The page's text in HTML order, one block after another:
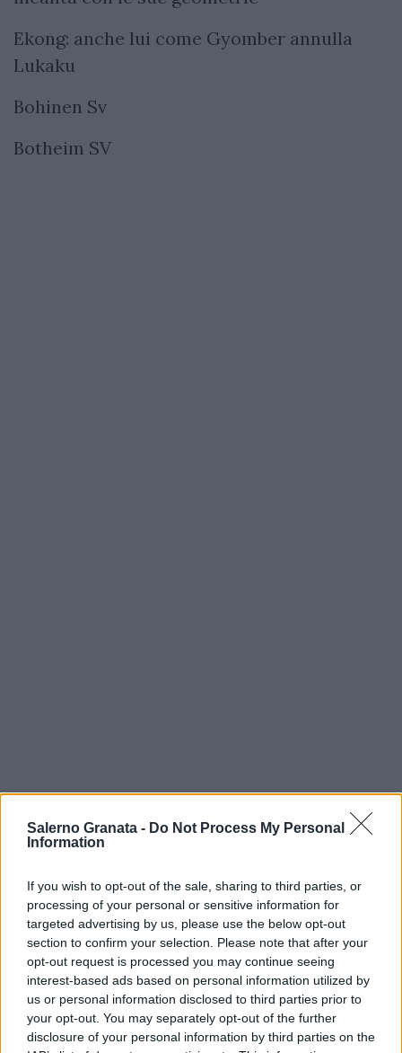
Salerno Granata - Do Not Process My Personal
Information
If you wish to opt-out of the sale, sharing to third parties, or
processing of your personal or sensitive information for
targeted advertising by us, please use the below opt-out
section to confirm your selection. Please note that after your
opt-out request is processed you may continue seeing
interest-based ads based on personal information utilized by
us or personal information disclosed to third parties prior to
your opt-out. You may separately opt-out of the further
disclosure of your personal information by third parties on the
Ekong: anche lui come Gyomber annulla
Lukaku
Bohinen Sv
Botheim SV